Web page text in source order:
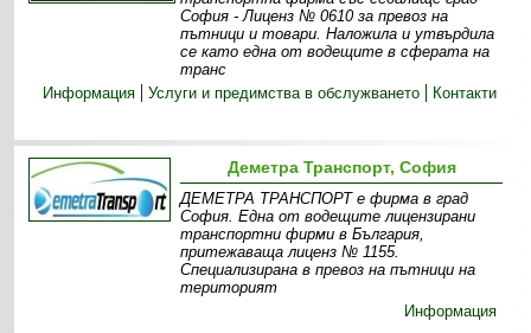
София - Лиценз № 0610 за превоз на
пътници и товари. Наложила и утвърдила
се като една от водещите в сферата на
транс
Информация
Услуги и предимства в обслужването Контакти
Деметра Транспорт, София
ДЕМЕТРА ТРАНСПОРТ е фирма в град
София. Една от водещите лицензирани
транспортни фирми в България,
притежаваща лиценз № 1155.
Специализирана в превоз на пътници на
територият
Информация